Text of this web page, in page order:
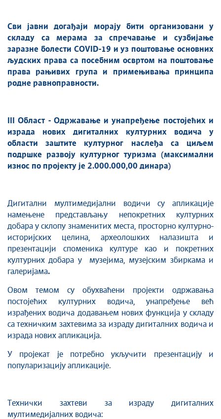
Сви јавни догађаји морају бити организовани у
складу са мерама за спречавање и сузбијање
заразне болести COVID-19 и уз поштовање основних
људских права са посебним освртом на поштовање
права рањивих група и примењивања принципа
родне равноправности.
IIIОбласт - Одржавање и унапређење постојећих и
израда нових дигиталних културних водича у
области заштите културног наслеђа са циљем
подршке развоју културног туризма (максимални
износ по пројекту је 2.000.000,00 динара)
Дигитални мултимедијални водичи су апликације
намењене представљању непокретних културних
добара у склопу знаменитих места, просторно културно-
историјских целина, археолошких налазишта и
презентацији споменика културе као и покретних
културних добара у музејима, музејским збиркама и
галеријама.
Овом темом су обухваћени пројекти одржавања
постојећих културних водича, унапређење већ
израђених водича додавањем нових функција у складу
са техничким захтевима за израду дигиталних водича и
израда нових апликација.
У пројекат је потребно укључити презентацију и
популаризацију апликације.
Технички захтеви за израду дигиталних
мултимедијалних водича: